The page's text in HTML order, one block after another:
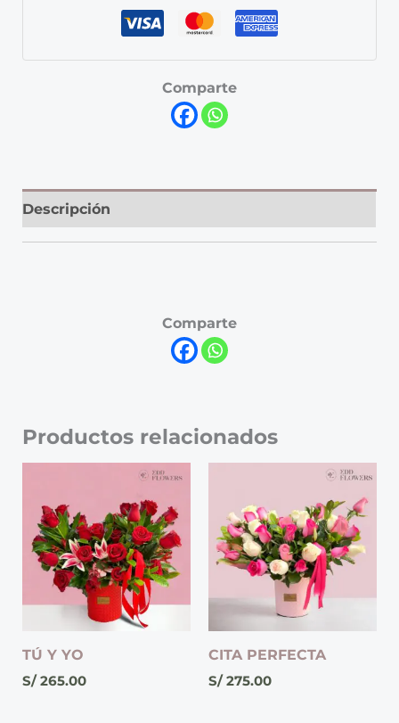
Comparte
Descripción
Comparte
Productos relacionados
TÚ Y YO
S/265.00
CITA PERFECTA
S/275.00